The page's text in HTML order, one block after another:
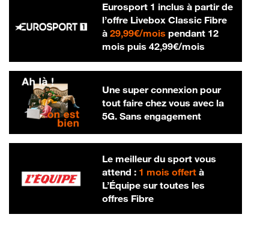
Eurosport 1 inclus à partir de
l’offre Livebox Classic Fibre
à 29,99€/mois29,99 € par mois
pendant 12
mois puis 42,99€/mois42,99 € par
Une super connexion pour
tout faire chez vous avec la
5G. Sans engagement
Le meilleur du sport vous
attend : 1 mois offertà
L’Équipe sur toutes les
offres Fibre